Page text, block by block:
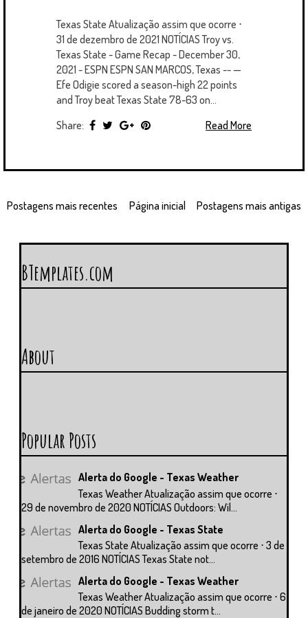
Texas State Atualização assim que ocorre ⋅
31 de dezembro de 2021 NOTÍCIAS Troy vs.
Texas State - Game Recap - December 30,
2021 - ESPN ESPN SAN MARCOS, Texas -- —
Efe Odigie scored a season-high 22 points
and Troy beat Texas State 78-63 on...
Share:
Read More
Postagens mais recentes Postagens mais antigas
Página inicial
BTemplates.com
About
Popular Posts
Alerta do Google - Texas Weather
Texas Weather Atualização assim que ocorre ⋅
29 de novembro de 2020 NOTÍCIAS Outdoors: Wil...
Alerta do Google - Texas State
Texas State Atualização assim que ocorre ⋅ 3 de
setembro de 2016 NOTÍCIAS Texas State not...
Alerta do Google - Texas Weather
Texas Weather Atualização assim que ocorre ⋅ 6
de janeiro de 2020 NOTÍCIAS Budding storm t...